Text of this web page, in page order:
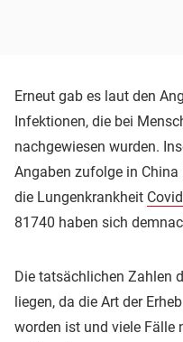
Erneut gab es laut den
Infektionen, die bei
nachgewiesen wurden.
Angaben zufolge in
die Lungenkrankheit
81740 haben sich
Die tatsächlichen Zahlen
liegen, da die Art der
worden ist und viele